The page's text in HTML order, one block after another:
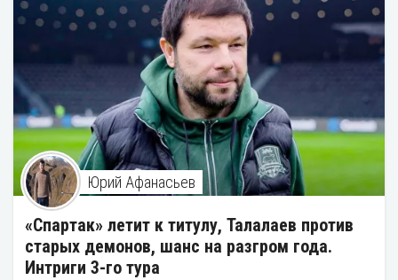
Юрий Афанасьев
«Спартак» летит к титулу, Талалаев против
старых демонов, шанс на разгром года.
Интриги 3-го тура